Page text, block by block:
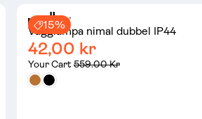
15%
Vägglampa nimal dubbel IP44
42,00 kr
Your Cart559.00 Kr